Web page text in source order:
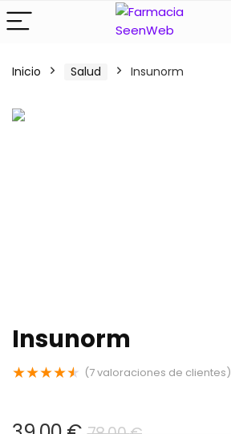
Inicio Salud Insunorm
Insunorm
★★★★★ (7valoraciones de clientes)